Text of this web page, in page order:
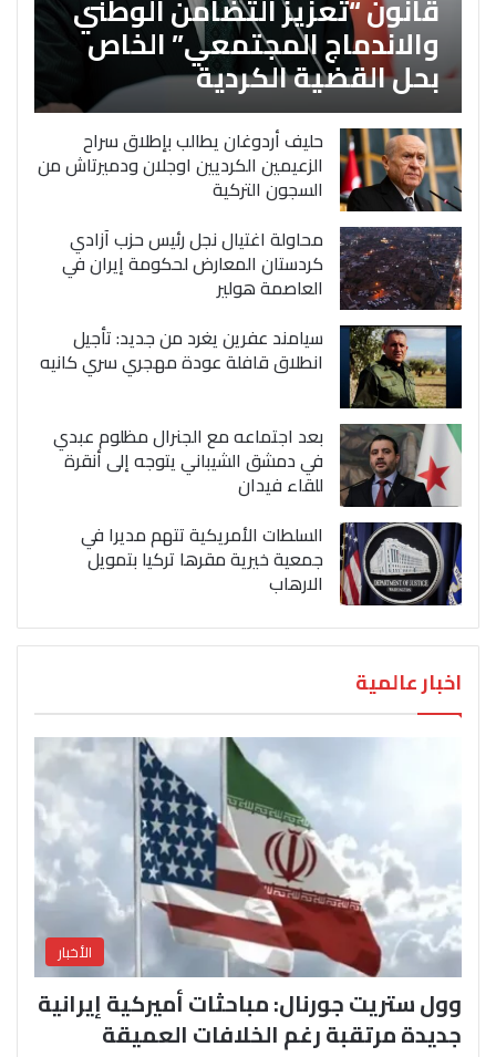
والاندماج المجتمعي” الخاص
بحل القضية الكردية
حليف أردوغان يطالب بإطلاق سراح
الزعيمين الكرديين اوجلان ودميرتاش من
السجون التركية
محاولة اغتيال نجل رئيس حزب آزادي
كردستان المعارض لحكومة إيران في
العاصمة هولير
سيامند عفرين يغرد من جديد: تأجيل
انطلاق قافلة عودة مهجري سري كانيه
بعد اجتماعه مع الجنرال مظلوم عبدي
في دمشق الشيباني يتوجه إلى أنقرة
للقاء فيدان
السلطات الأمريكية تتهم مديرا في
جمعية خيرية مقرها تركيا بتمويل
الارهاب
اخبار عالمية
الأخبار
وول ستريت جورنال: مباحثات أميركية إيرانية
جديدة مرتقبة رغم الخلافات العميقة